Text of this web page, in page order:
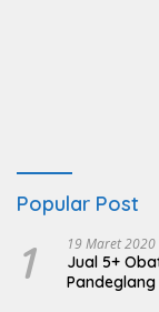
Popular Post
1 19 Maret 2020
Jual 5+
Pandeglang